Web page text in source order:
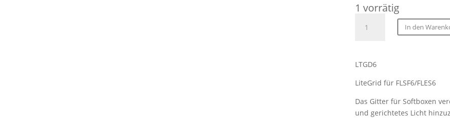
1 vorrätig
LTGD6
FL-
EZSB
&
FC-
In den
LTGD6
LiteGrid für FLSF6/FLES6
Das Gitter für Softboxen
und gerichtetes Licht